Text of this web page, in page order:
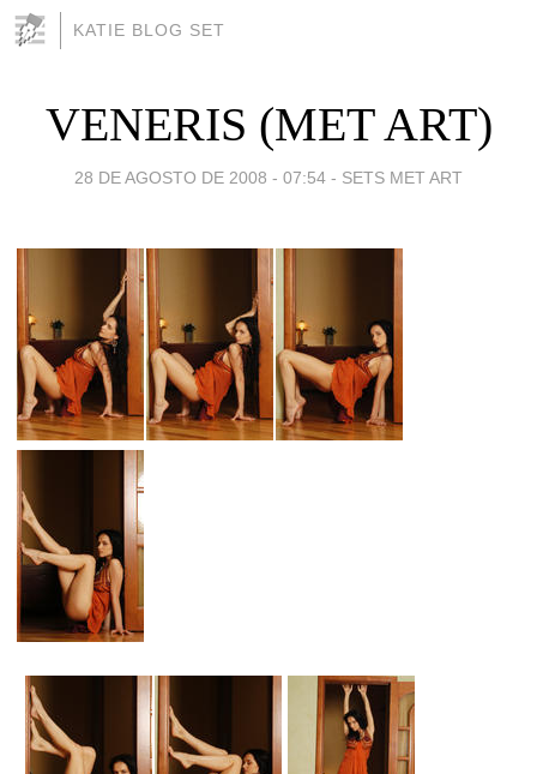
KATIE BLOG SET
VENERIS (MET ART)
28 DE AGOSTO DE 2008 - 07:54 - SETS MET ART